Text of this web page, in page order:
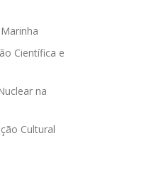
Científica e
na
Cultural